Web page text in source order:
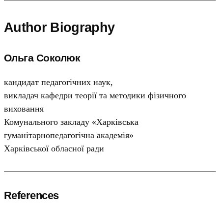
Author Biography
Ольга Соколюк
кандидат педагогічних наук,
викладач кафедри теорії та методики фізичного
виховання
Комунального закладу «Харківська
гуманітарнопедагогічна академія»
Харківської обласної ради
References